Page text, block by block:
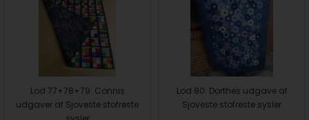
Lod 77+78+79: Connis
udgaver af Sjoveste stofreste
Lod 80: Dorthes udgave af
Sjoveste stofreste sysler